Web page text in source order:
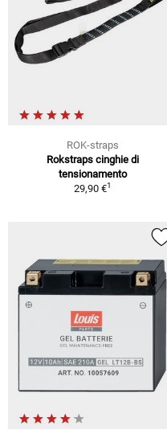
ROK-straps
Rokstraps cinghie di
tensionamento
29,90 €1